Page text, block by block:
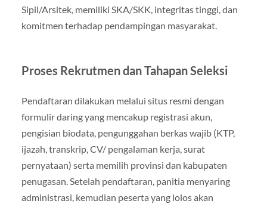
Sipil/Arsitek, memiliki SKA/SKK, integritas tinggi, dan
komitmen terhadap pendampingan masyarakat.
Proses Rekrutmen dan Tahapan Seleksi
Pendaftaran dilakukan melalui situs resmi dengan
formulir daring yang mencakup registrasi akun,
pengisian biodata, pengunggahan berkas wajib (KTP,
ijazah, transkrip, CV/ pengalaman kerja, surat
pernyataan) serta memilih provinsi dan kabupaten
penugasan. Setelah pendaftaran, panitia menyaring
administrasi, kemudian peserta yang lolos akan